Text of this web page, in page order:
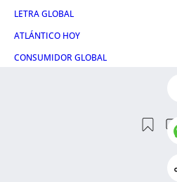
LETRA GLOBAL
ATLÁNTICO HOY
CONSUMIDOR GLOBAL